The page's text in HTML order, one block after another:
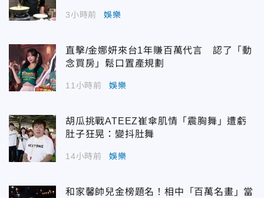
3小時前 娛樂
直擊/金娜妍來台1年賺百萬代言 認了「動
念買房」鬆口置產規劃
11小時前 娛樂
胡瓜挑戰ATEEZ崔傘肌情「震胸舞」遭虧
肚子狂晃：變抖肚舞
14小時前 娛樂
和家馨帥兒金榜題名！相中「百萬名畫」當